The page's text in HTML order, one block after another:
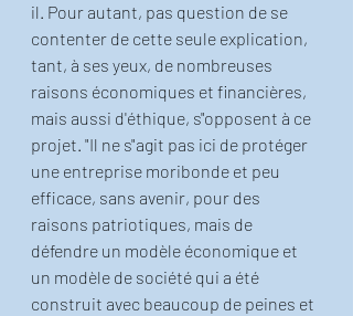
il. Pour autant, pas question de se
contenter de cette seule explication,
tant, à ses yeux, de nombreuses
raisons économiques et financières,
mais aussi d'éthique, s"opposent à ce
projet. "Il ne s"agit pas ici de protéger
une entreprise moribonde et peu
efficace, sans avenir, pour des
raisons patriotiques, mais de
défendre un modèle économique et
un modèle de société qui a été
construit avec beaucoup de peines et